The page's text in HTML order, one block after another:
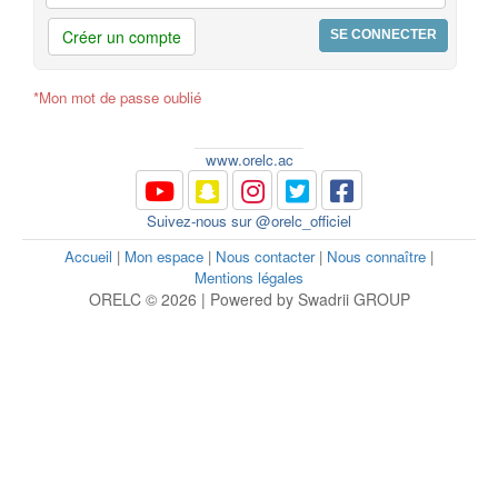
Créer un compte
*Mon mot de passe oublié
www.orelc.ac
Suivez-nous sur @orelc_officiel
Accueil | Mon espace | Nous contacter| Nous connaître |
Mentions légales
ORELC © 2026 | Powered by Swadrii GROUP